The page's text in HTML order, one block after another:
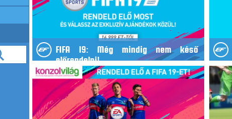
FIFA 19: Még mindig nem késő
előrendelni!